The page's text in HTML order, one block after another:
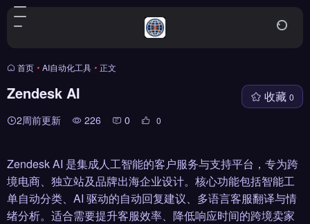
首页 • AI自动化工具 • 正文
Zendesk AI
2周前更新 226 0 0
收藏 0
Zendesk AI 是集成人工智能的客户服务与支持平台，专为跨
境电商、独立站及品牌出海企业设计。核心功能包括智能工
单自动分类、AI 驱动的自动回复建议、多语言客服翻译与情
绪分析。适合需要提升客服效率、降低响应时间的跨境卖家